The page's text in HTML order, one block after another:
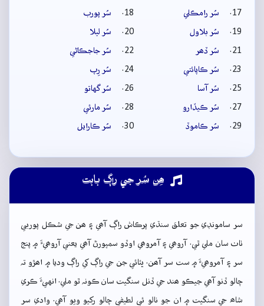
سُر رامڪلي
سُر پورب
سُر بلاول
سُر ليلا
سُر ڏھر
سُر جاجڪاڻي
سُر ڪاپائتي
سُر رِپ
سُر آسا
سُر گهاتو
سُر ڪيڏارو
سُر مارئي
سُر ڪاموڏ
سُر ڪارايل
ھِن سُر جي راڳ بابت
سر سامونڊي جو تعلق سنڌي پرڪاش راڳ آھي ۽ ھن جي شڪل پوربي
ٺاٺ سان ملي ٿي. آروھي ۽ آمروھي اوڏو سمپورڻ آھي يعني آروھيءَ ۾ پنج
سر ۽ آمروھيءَ ۾ ست سر آھن. ڀٽائي جن جي راڳ کي راڳ وديا ۾ اھڙو تہ
چالو ڏنو آھي جيڪو ھند جي ڏنل سنگيت سان ڪونہ ٿو ملي. انهيءَ ڪري
شاھ جي سنگيت ۾ ان جو نالو ئي لطيفي چالو رکيو ويو آھي. وادي سر